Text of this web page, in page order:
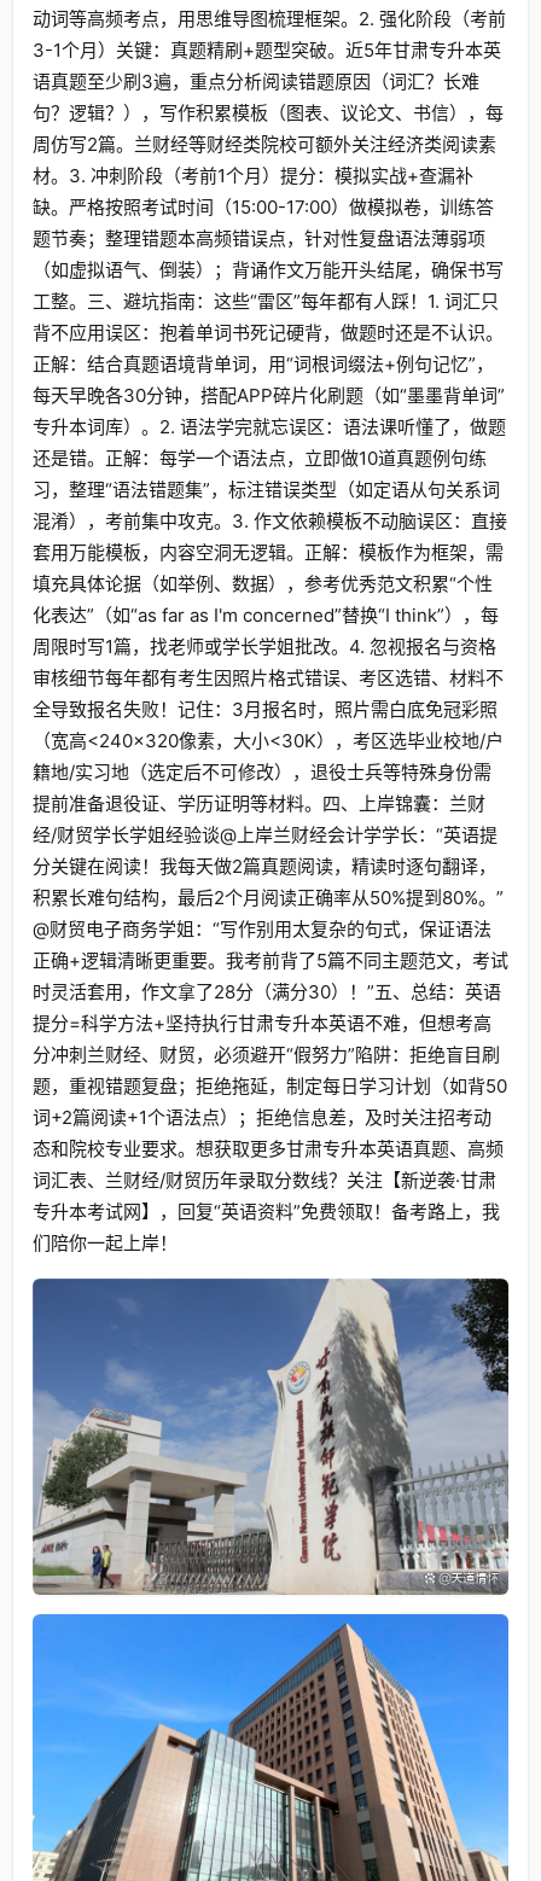
动词等高频考点，用思维导图梳理框架。2. 强化阶段（考前
3-1个月）关键：真题精刷+题型突破。近5年甘肃专升本英
语真题至少刷3遍，重点分析阅读错题原因（词汇？长难
句？逻辑？），写作积累模板（图表、议论文、书信），每
周仿写2篇。兰财经等财经类院校可额外关注经济类阅读素
材。3. 冲刺阶段（考前1个月）提分：模拟实战+查漏补
缺。严格按照考试时间（15:00-17:00）做模拟卷，训练答
题节奏；整理错题本高频错误点，针对性复盘语法薄弱项
（如虚拟语气、倒装）；背诵作文万能开头结尾，确保书写
工整。三、避坑指南：这些“雷区”每年都有人踩！1. 词汇只
背不应用误区：抱着单词书死记硬背，做题时还是不认识。
正解：结合真题语境背单词，用“词根词缀法+例句记忆”，
每天早晚各30分钟，搭配APP碎片化刷题（如“墨墨背单词”
专升本词库）。2. 语法学完就忘误区：语法课听懂了，做题
还是错。正解：每学一个语法点，立即做10道真题例句练
习，整理“语法错题集”，标注错误类型（如定语从句关系词
混淆），考前集中攻克。3. 作文依赖模板不动脑误区：直接
套用万能模板，内容空洞无逻辑。正解：模板作为框架，需
填充具体论据（如举例、数据），参考优秀范文积累“个性
化表达”（如“as far as I'm concerned”替换“I think”），每
周限时写1篇，找老师或学长学姐批改。4. 忽视报名与资格
审核细节每年都有考生因照片格式错误、考区选错、材料不
全导致报名失败！记住：3月报名时，照片需白底免冠彩照
（宽高<240×320像素，大小<30K），考区选毕业校地/户
籍地/实习地（选定后不可修改），退役士兵等特殊身份需
提前准备退役证、学历证明等材料。四、上岸锦囊：兰财
经/财贸学长学姐经验谈@上岸兰财经会计学学长：“英语提
分关键在阅读！我每天做2篇真题阅读，精读时逐句翻译，
积累长难句结构，最后2个月阅读正确率从50%提到80%。”
@财贸电子商务学姐：“写作别用太复杂的句式，保证语法
正确+逻辑清晰更重要。我考前背了5篇不同主题范文，考试
时灵活套用，作文拿了28分（满分30）！”五、总结：英语
提分=科学方法+坚持执行甘肃专升本英语不难，但想考高
分冲刺兰财经、财贸，必须避开“假努力”陷阱：拒绝盲目刷
题，重视错题复盘；拒绝拖延，制定每日学习计划（如背50
词+2篇阅读+1个语法点）；拒绝信息差，及时关注招考动
态和院校专业要求。想获取更多甘肃专升本英语真题、高频
词汇表、兰财经/财贸历年录取分数线？关注【新逆袭·甘肃
专升本考试网】，回复“英语资料”免费领取！备考路上，我
们陪你一起上岸！